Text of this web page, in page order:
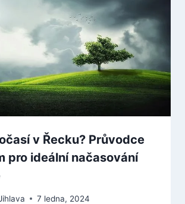
v Řecku? Průvodce
pro ideální načasování
7 ledna, 2024